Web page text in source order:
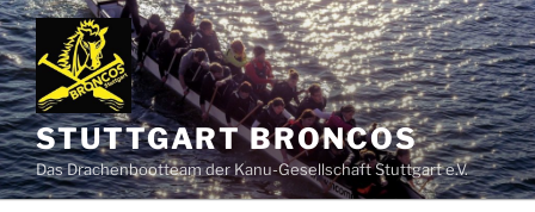
Zum
Inhalt
springen
STUTTGART BRONCOS
Das Drachenbootteam der Kanu-Gesellschaft Stuttgart e.V.